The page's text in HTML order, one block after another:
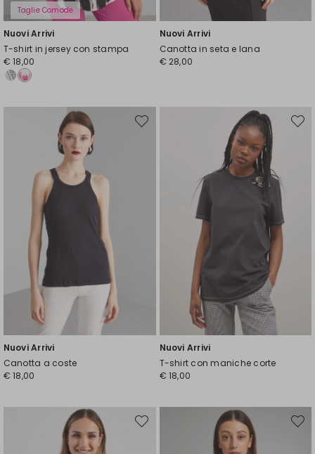
Taglie Comode
Nuovi Arrivi
T-shirt in jersey con stampa
€ 18,00
Nuovi Arrivi
Canotta in seta e lana
€ 28,00
Nuovi Arrivi
Canotta a coste
€ 18,00
Sposta
Nuovi Arrivi
T-shirt con maniche corte
€ 18,00
Sposta